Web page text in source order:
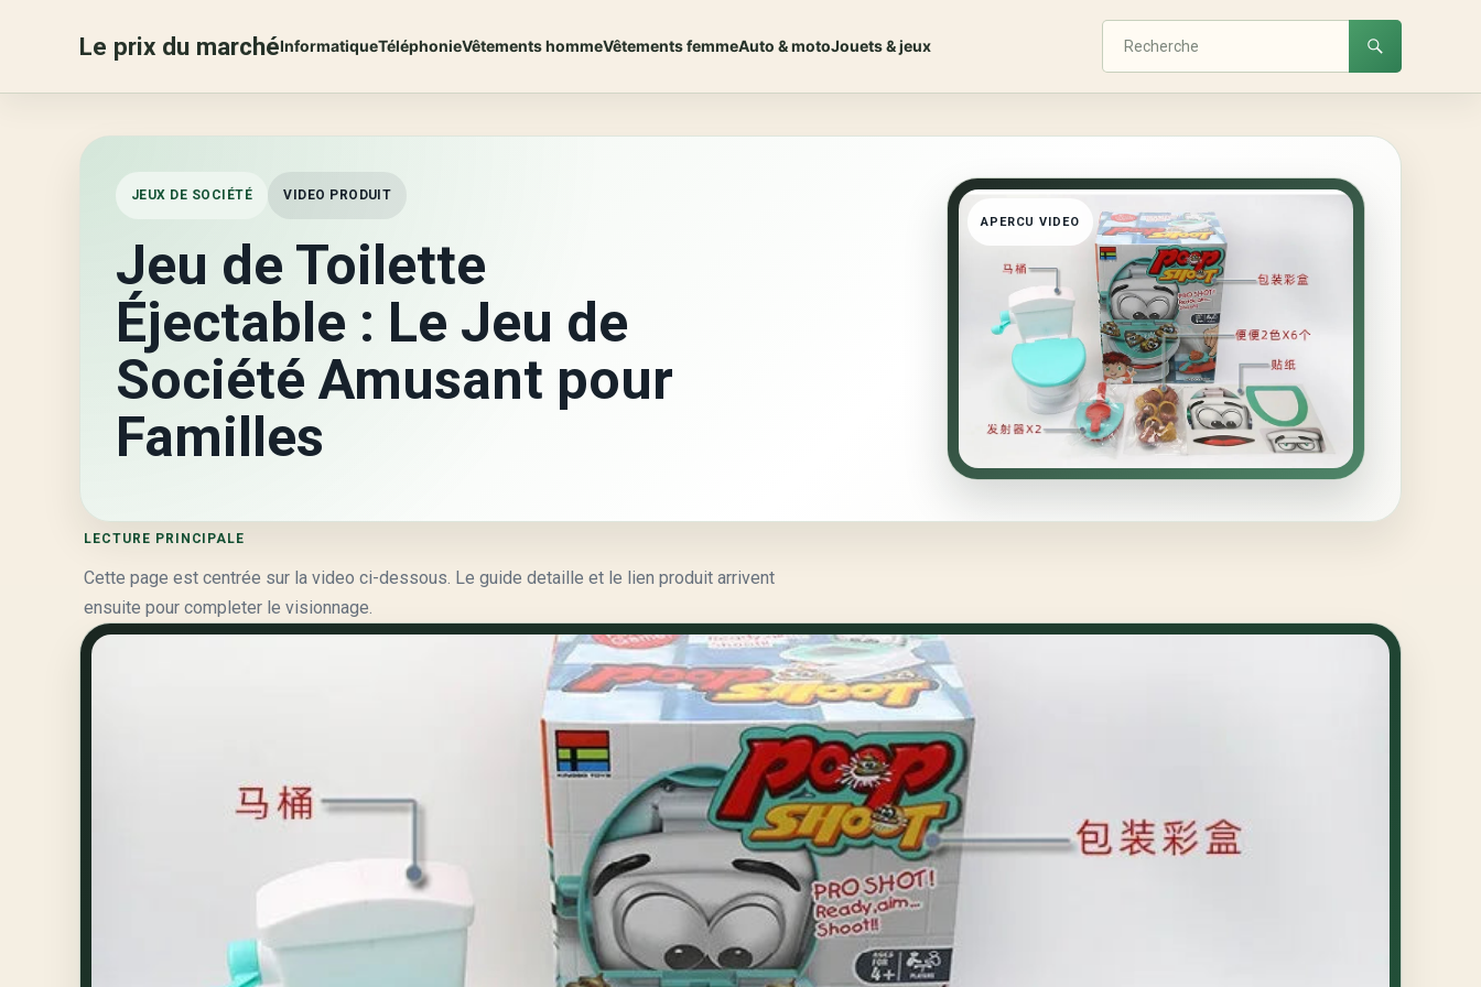
Le prix du marchéInformatiqueTéléphonieVêtements hommeVêtements femmeAuto & motoJouets & jeux
JEUX DE SOCIÉTÉ VIDEO PRODUIT
Jeu de Toilette
Éjectable : Le Jeu de
Société Amusant pour
Familles
APERCU VIDEO
LECTURE PRINCIPALE
Cette page est centrée sur la video ci-dessous. Le guide detaille et le lien produit arrivent
ensuite pour completer le visionnage.